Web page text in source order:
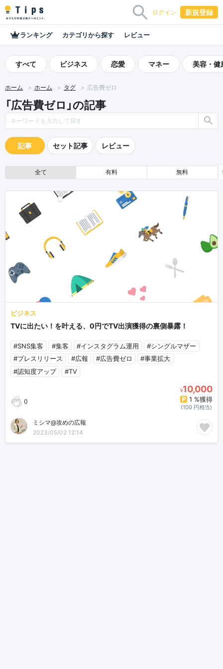
ログイン 新規登録
ランキング カテゴリから探す レビュー
すべて ビジネス 恋愛 マネー 美容・健
ホーム ホーム タグ 広告費ゼロ
「広告費ゼロ」の記事
記事 セット記事 レビュー
全て 有料 無料
ビジネス
TVに出たい！を叶える、0円でTV出演獲得の裏側暴露！
#SNS集客 #集客 #インスタグラム運用
#シングルマザー
#プレスリリース
#広報 #広告費ゼロ
#事業拡大
#認知度アップ
#TV
0
¥10,000
1 %獲得
(100 円相当)
ミシマ@攻めの広報
2023/05/02 12:14